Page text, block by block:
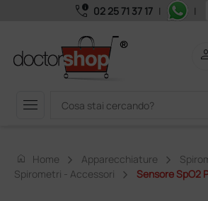
call_quality 02 25 71 37 17 | |
menu
home Home Apparecchiature
Spirometri - Accessori
Sensore SpO2